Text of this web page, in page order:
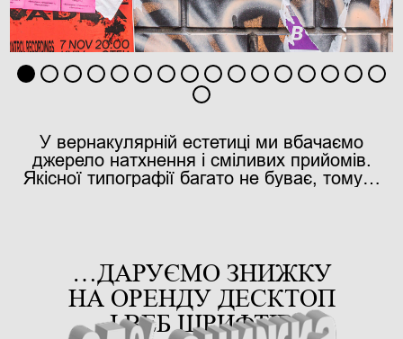
У вернакулярній естетиці ми вбачаємо
джерело натхнення і сміливих прийомів.
Якісної типографії багато не буває, тому…
…ДАРУЄМО ЗНИЖКУ
НА ОРЕНДУ ДЕСКТОП
І ВЕБ ШРИФТІВ